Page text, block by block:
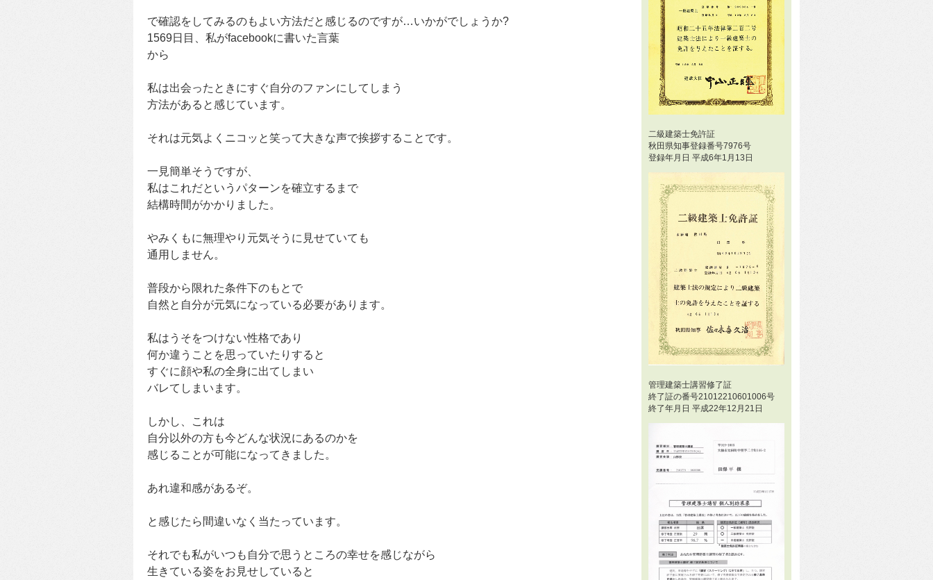
で確認をしてみるのもよい方法だと感じるのですが…いかがでしょうか?
1569日目、私がfacebookに書いた言葉
から
私は出会ったときにすぐ自分のファンにしてしまう
方法があると感じています。
それは元気よくニコッと笑って大きな声で挨拶することです。
一見簡単そうですが、
私はこれだというパターンを確立するまで
結構時間がかかりました。
やみくもに無理やり元気そうに見せていても
通用しません。
普段から限れた条件下のもとで
自然と自分が元気になっている必要があります。
私はうそをつけない性格であり
何か違うことを思っていたりすると
すぐに顔や私の全身に出てしまい
バレてしまいます。
しかし、これは
自分以外の方も今どんな状況にあるのかを
感じることが可能になってきました。
あれ違和感があるぞ。
と感じたら間違いなく当たっています。
それでも私がいつも自分で思うところの幸せを感じながら
生きている姿をお見せしていると
二級建築士免許証
秋田県知事登録番号7976号
登録年月日 平成6年1月13日
管理建築士講習修了証
終了証の番号21012210601006号
終了年月日 平成22年12月21日